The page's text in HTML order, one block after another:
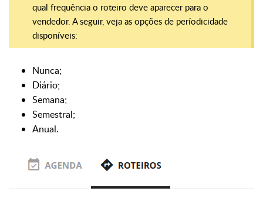
qual frequência o roteiro deve aparecer para o
vendedor. A seguir, veja as opções de períodicidade
disponíveis:
Nunca;
Diário;
Semana;
Semestral;
Anual.